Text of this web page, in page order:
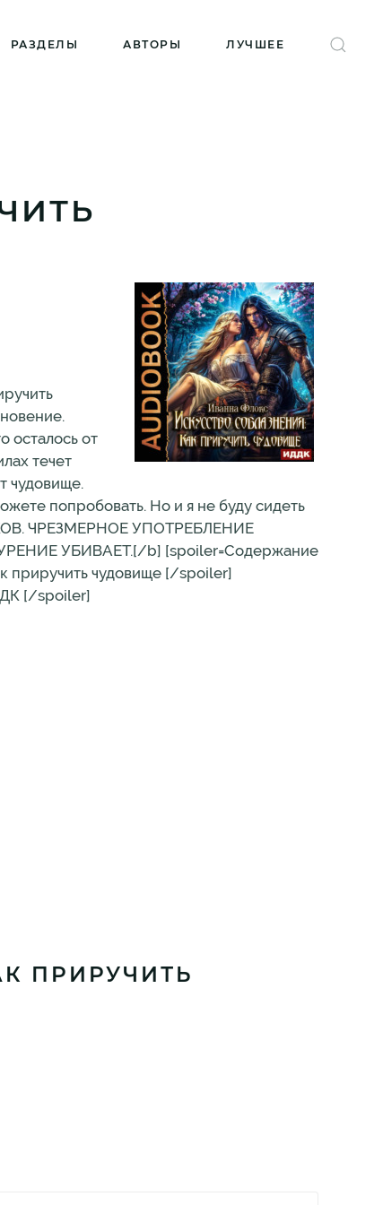
РАЗДЕЛЫ АВТОРЫ ЛУЧШЕЕ
осталось от
течет
чудовище.
попробовать. Но и я не буду сидеть
ЧРЕЗМЕРНОЕ УПОТРЕБЛЕНИЕ
УБИВАЕТ.[/b] [spoiler=Содержание
приручить чудовище [/spoiler]
[/spoiler]
ПРИРУЧИТЬ